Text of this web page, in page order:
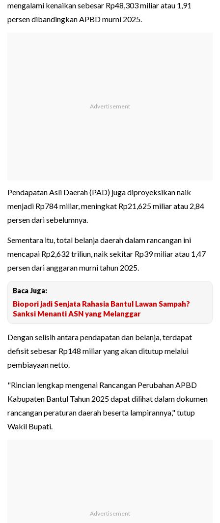
mengalami kenaikan sebesar Rp48,303 miliar atau 1,91
persen dibandingkan APBD murni 2025.
Pendapatan Asli Daerah (PAD) juga diproyeksikan naik
menjadi Rp784 miliar, meningkat Rp21,625 miliar atau 2,84
persen dari sebelumnya.
Sementara itu, total belanja daerah dalam rancangan ini
mencapai Rp2,632 triliun, naik sekitar Rp39 miliar atau 1,47
persen dari anggaran murni tahun 2025.
Baca Juga:
Biopori jadi Senjata Rahasia Bantul Lawan Sampah?
Sanksi Menanti ASN yang Melanggar
Dengan selisih antara pendapatan dan belanja, terdapat
defisit sebesar Rp148 miliar yang akan ditutup melalui
pembiayaan netto.
"Rincian lengkap mengenai Rancangan Perubahan APBD
Kabupaten Bantul Tahun 2025 dapat dilihat dalam dokumen
rancangan peraturan daerah beserta lampirannya," tutup
Wakil Bupati.